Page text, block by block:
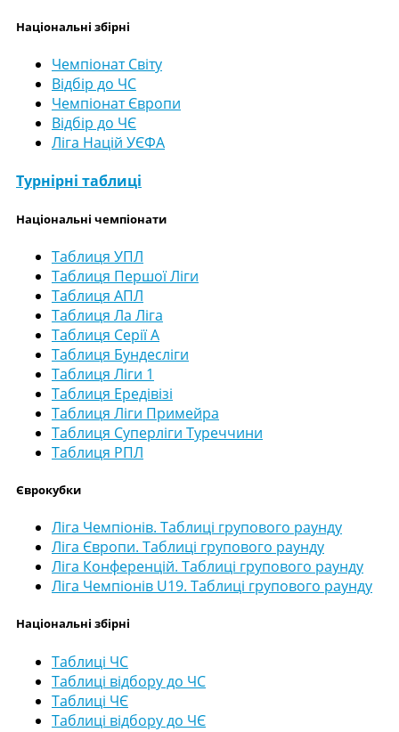
Національні збірні
Чемпіонат Світу
Відбір до ЧС
Чемпіонат Європи
Відбір до ЧЄ
Ліга Націй УЄФА
Турнірні таблиці
Національні чемпіонати
Таблиця УПЛ
Таблиця Першої Ліги
Таблиця АПЛ
Таблиця Ла Ліга
Таблиця Серії А
Таблиця Бундесліги
Таблиця Ліги 1
Таблиця Ередівізі
Таблиця Ліги Примейра
Таблиця Суперліги Туреччини
Таблиця РПЛ
Єврокубки
Ліга Чемпіонів. Таблиці групового раунду
Ліга Європи. Таблиці групового раунду
Ліга Конференцій. Таблиці групового раунду
Ліга Чемпіонів U19. Таблиці групового раунду
Національні збірні
Таблиці ЧС
Таблиці відбору до ЧС
Таблиці ЧЄ
Таблиці відбору до ЧЄ